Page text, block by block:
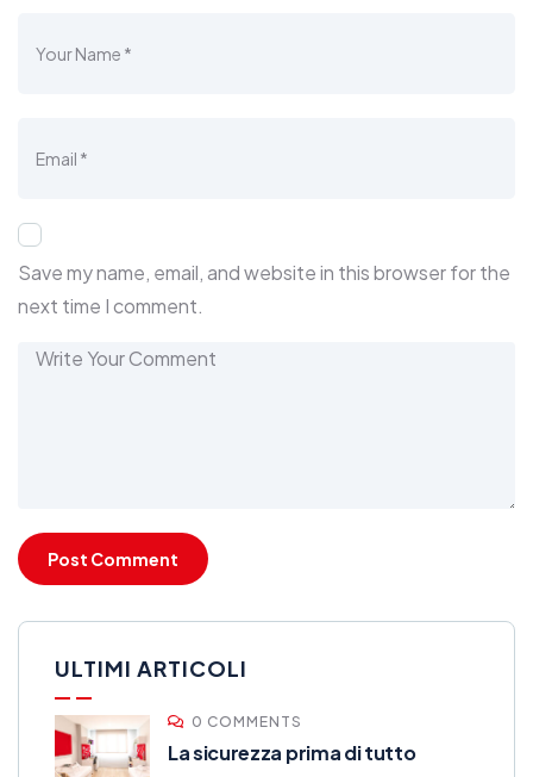
Save my name, email, and website in this browser for the
next time I comment.
ULTIMI ARTICOLI
0 COMMENTS
La sicurezza prima di tutto